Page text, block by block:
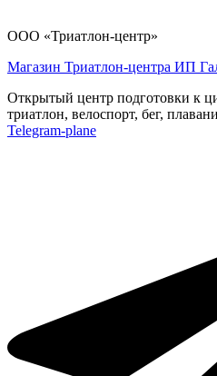
ООО «Триатлон-центр»
Магазин Триатлон-центра ИП
Открытый центр подготовки к
триатлон, велоспорт, бег,
Telegram-plane